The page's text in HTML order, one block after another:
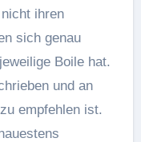
ihren
sich genau
Boile hat.
und an
empfehlen ist.